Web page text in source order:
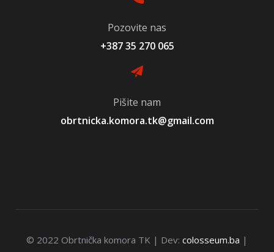
Pozovite nas
+387 35 270 065
Pišite nam
obrtnicka.komora.tk@gmail.com
© 2022 Obrtnička komora TK | Dev: colosseum.ba |